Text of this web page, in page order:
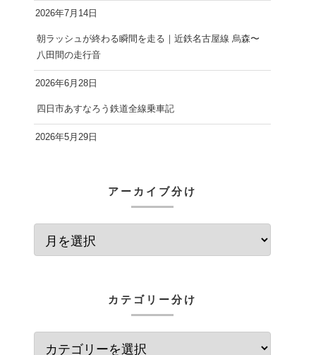
2026年7月14日
朝ラッシュが終わる瞬間を走る｜近鉄名古屋線 烏森〜
八田間の走行音
2026年6月28日
四日市あすなろう鉄道全線乗車記
2026年5月29日
アーカイブ分け
カテゴリー分け